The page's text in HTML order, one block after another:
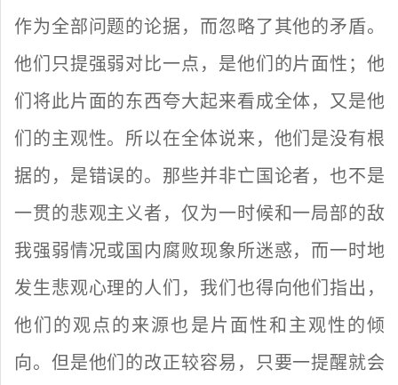
作为全部问题的论据，而忽略了其他的矛盾。
他们只提强弱对比一点，是他们的片面性；他
们将此片面的东西夸大起来看成全体，又是他
们的主观性。所以在全体说来，他们是没有根
据的，是错误的。那些并非亡国论者，也不是
一贯的悲观主义者，仅为一时候和一局部的敌
我强弱情况或国内腐败现象所迷惑，而一时地
发生悲观心理的人们，我们也得向他们指出，
他们的观点的来源也是片面性和主观性的倾
向。但是他们的改正较容易，只要一提醒就会